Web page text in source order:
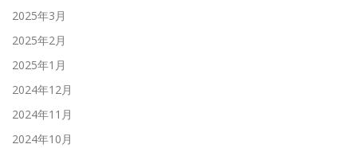
2025年3月
2025年2月
2025年1月
2024年12月
2024年11月
2024年10月